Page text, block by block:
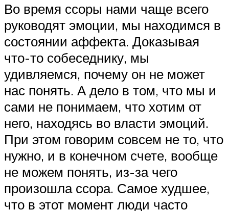
Во время ссоры нами чаще всего
руководят эмоции, мы находимся в
состоянии аффекта. Доказывая
что-то собеседнику, мы
удивляемся, почему он не может
нас понять. А дело в том, что мы и
сами не понимаем, что хотим от
него, находясь во власти эмоций.
При этом говорим совсем не то, что
нужно, и в конечном счете, вообще
не можем понять, из-за чего
произошла ссора. Самое худшее,
что в этот момент люди часто